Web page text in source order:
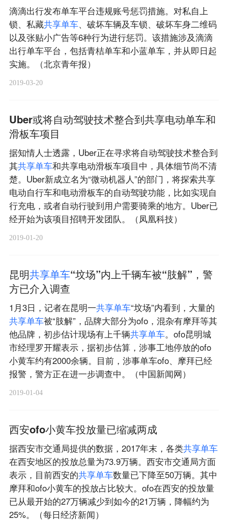
滴滴出行发布单车平台违规账号惩罚措施。对私自上
锁、私藏共享单车、破坏车辆及车锁、破坏车身二维码
以及张贴小广告等6种行为进行惩罚。该措施涉及滴滴
出行单车平台，包括青桔单车和小蓝单车，并从即日起
实施。（北京青年报）
2019-03-20
Uber或将自动驾驶技术整合到共享电动单车和
滑板车项目
据知情人士透露，Uber正在寻求将自动驾驶技术整合到
其共享单车和共享电动滑板车项目中，具体细节尚不清
楚。Uber新成立名为“微动机器人”的部门，将探索共享
电动自行车和电动滑板车的自动驾驶功能，比如实现自
行充电，或者自动行驶到用户需要骑乘的地方。Uber已
经开始为该项目招聘开发团队。（凤凰科技）
2019-01-20
昆明共享单车“坟场”内上千辆车被“肢解”，警
方已介入调查
1月3日，记者在昆明一共享单车“坟场”内看到，大量的
共享单车被“肢解”，品牌大部分为ofo，混杂有摩拜等其
他品牌，初步估计现场有上千辆共享单车。ofo昆明城
市经理罗开耀表示，据初步估算，涉事工地停放的ofo
小黄车约有2000余辆。目前，涉事单车ofo、摩拜已经
报警，警方正在进一步调查中。（中国新闻网）
2019-01-04
西安ofo小黄车投放量已缩减两成
据西安市交通局提供的数据，2017年末，各类共享单车
在西安地区的投放总量为73.9万辆。西安市交通局方面
表示，目前西安的共享单车数量已下降至50万辆。其中
摩拜和ofo小黄车的投放占比较大。ofo在西安的投放量
已从最开始的27万辆减少到如今的21万辆，降幅约为
25%。（每日经济新闻）